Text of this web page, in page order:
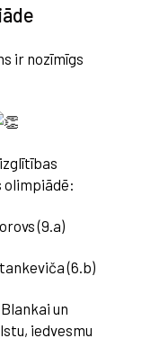
ir nozīmīgs
(9.a)
(6.b)
un
iedvesmu